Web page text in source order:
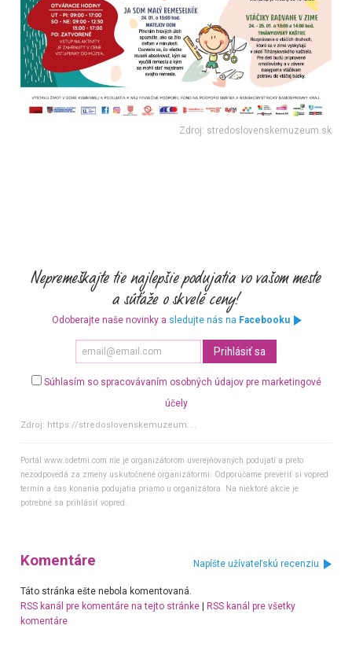
Zdroj: stredoslovenskemuzeum.sk
Odoberajte naše novinky a sledujte nás na Facebooku
Súhlasím so spracovávaním osobných údajov pre marketingové
účely
Zdroj: https://stredoslovenskemuzeum....
Portál www.sdetmi.com nie je organizátorom uverejňovaných podujatí a preto
nezodpovedá za zmeny uskutočnené organizátormi. Odporúčame preveriť si vopred
termín a čas konania podujatia priamo u organizátora. Na niektoré akcie je
potrebné sa prihlásiť vopred.
Komentáre Napíšte užívateľskú recenziu
Táto stránka ešte nebola komentovaná.
RSS kanál pre komentáre na tejto stránke|
RSS kanál pre všetky
komentáre